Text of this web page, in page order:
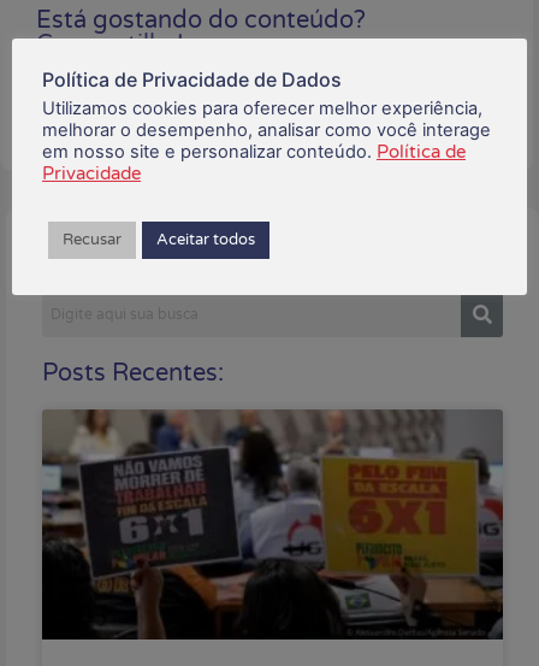
Está gostando do conteúdo?
Compartilhe!
Buscar:
Posts Recentes:
Política de Privacidade de Dados
Utilizamos cookies para oferecer melhor experiência,
melhorar o desempenho, analisar como você interage
em nosso site e personalizar conteúdo. Política de
Privacidade
Recusar Aceitar todos